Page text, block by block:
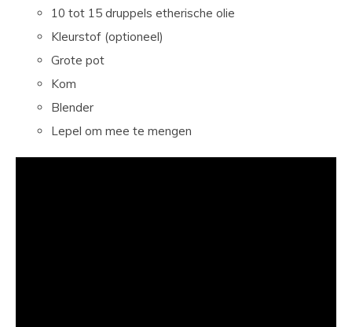
10 tot 15 druppels etherische olie
Kleurstof (optioneel)
Grote pot
Kom
Blender
Lepel om mee te mengen